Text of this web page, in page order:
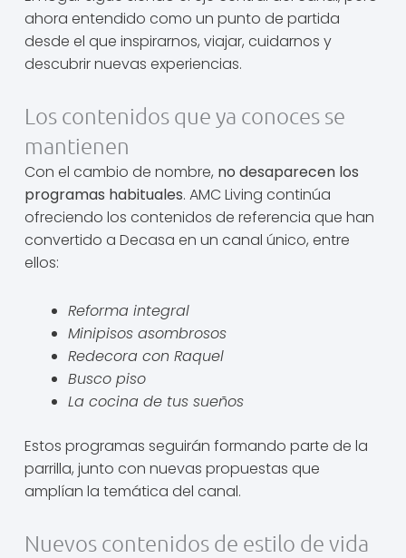
ahora entendido como un punto de partida
desde el que inspirarnos, viajar, cuidarnos y
descubrir nuevas experiencias.
Los contenidos que ya conoces se
mantienen
Con el cambio de nombre, no desaparecen los
programas habituales. AMC Living continúa
ofreciendo los contenidos de referencia que han
convertido a Decasa en un canal único, entre
ellos:
Reforma integral
Minipisos asombrosos
Redecora con Raquel
Busco piso
La cocina de tus sueños
Estos programas seguirán formando parte de la
parrilla, junto con nuevas propuestas que
amplían la temática del canal.
Nuevos contenidos de estilo de vida